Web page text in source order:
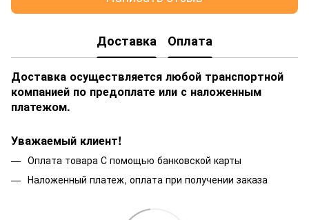
Доставка Оплата
Доставка осуществляется любой транспортной
компанией по предоплате или с наложенным
платежом.
Уважаемый клиент!
Оплата товара С помощью банковской карты
Наложенный платеж, оплата при получении заказа